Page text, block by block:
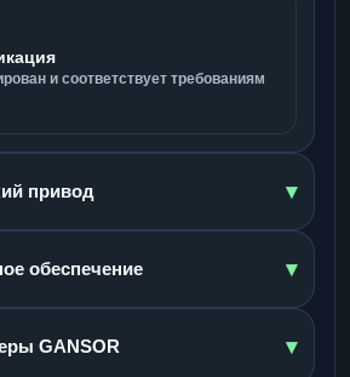
и соответствует требованиям
привод ▾
обеспечение ▾
GANSOR ▾